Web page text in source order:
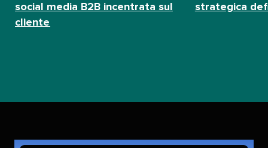
social media B2B incentrata sul
cliente​​
strategica